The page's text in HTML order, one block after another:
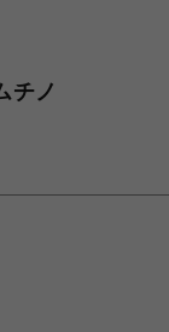
チノ